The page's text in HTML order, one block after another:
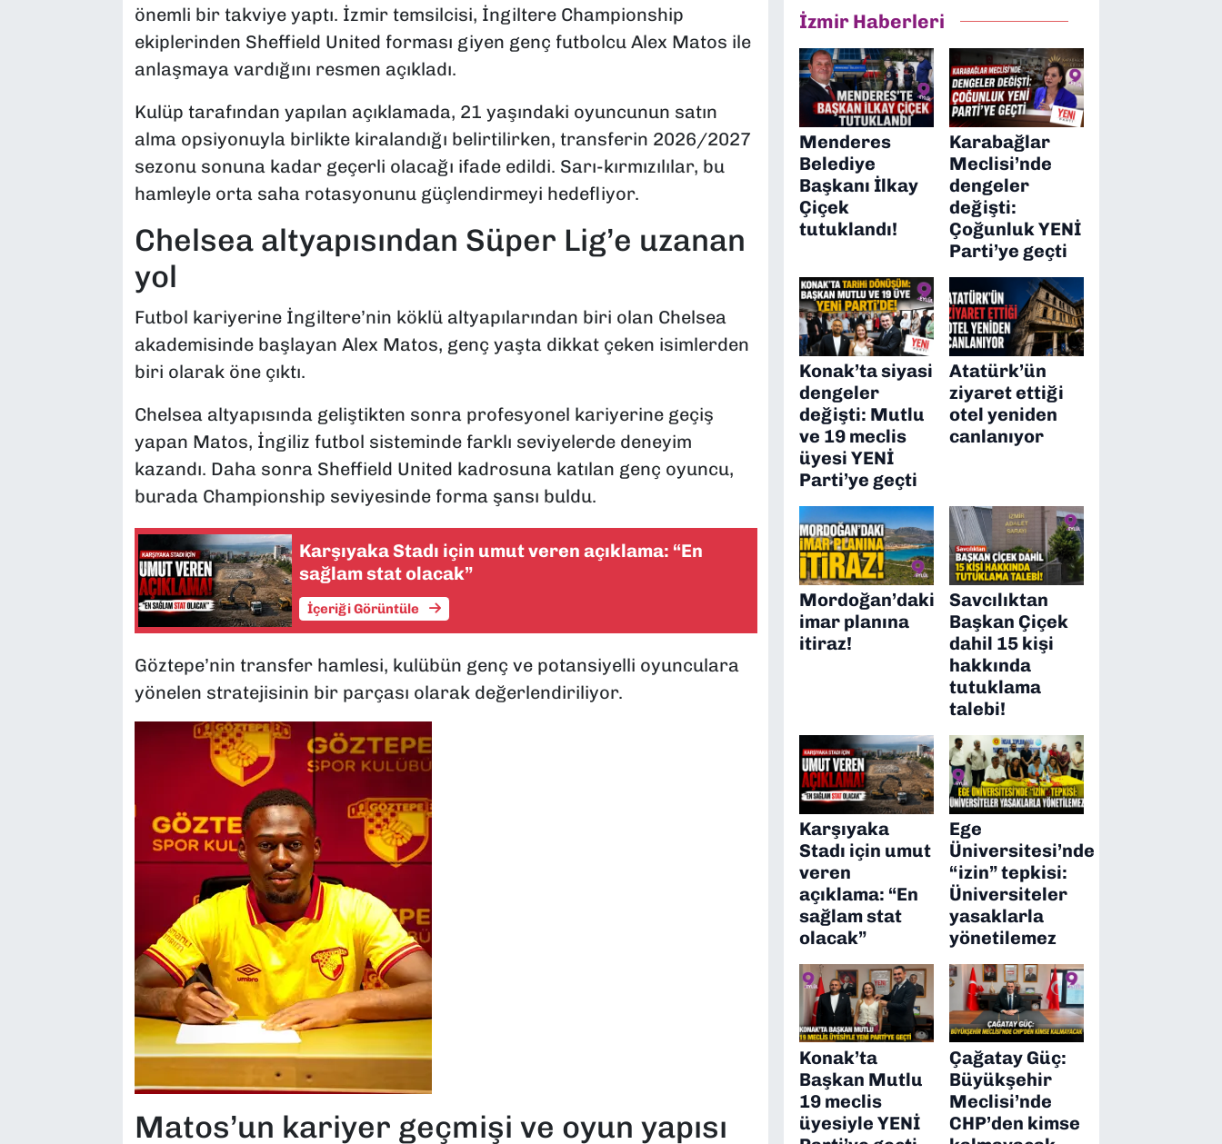
önemli bir takviye yaptı. İzmir temsilcisi, İngiltere Championship
ekiplerinden Sheffield United forması giyen genç futbolcu Alex Matos ile
anlaşmaya vardığını resmen açıkladı.
Kulüp tarafından yapılan açıklamada, 21 yaşındaki oyuncunun satın
alma opsiyonuyla birlikte kiralandığı belirtilirken, transferin 2026/2027
sezonu sonuna kadar geçerli olacağı ifade edildi. Sarı-kırmızılılar, bu
hamleyle orta saha rotasyonunu güçlendirmeyi hedefliyor.
Chelsea altyapısından Süper Lig’e uzanan
yol
Futbol kariyerine İngiltere’nin köklü altyapılarından biri olan Chelsea
akademisinde başlayan Alex Matos, genç yaşta dikkat çeken isimlerden
biri olarak öne çıktı.
Chelsea altyapısında geliştikten sonra profesyonel kariyerine geçiş
yapan Matos, İngiliz futbol sisteminde farklı seviyelerde deneyim
kazandı. Daha sonra Sheffield United kadrosuna katılan genç oyuncu,
burada Championship seviyesinde forma şansı buldu.
Karşıyaka Stadı için umut veren açıklama: “En
sağlam stat olacak”
İçeriği Görüntüle
Göztepe’nin transfer hamlesi, kulübün genç ve potansiyelli oyunculara
yönelen stratejisinin bir parçası olarak değerlendiriliyor.
Matos’un kariyer geçmişi ve oyun yapısı
İzmir Haberleri
Menderes
Belediye
Başkanı İlkay
Çiçek
tutuklandı!
Karabağlar
Meclisi’nde
dengeler
değişti:
Çoğunluk YENİ
Parti’ye geçti
Konak’ta siyasi
dengeler
değişti: Mutlu
ve 19 meclis
üyesi YENİ
Parti’ye geçti
Atatürk’ün
ziyaret ettiği
otel yeniden
canlanıyor
Mordoğan’daki
imar planına
itiraz!
Savcılıktan
Başkan Çiçek
dahil 15 kişi
hakkında
tutuklama
talebi!
Karşıyaka
Stadı için umut
veren
açıklama: “En
sağlam stat
olacak”
Ege
Üniversitesi’nde
“izin” tepkisi:
Üniversiteler
yasaklarla
yönetilemez
Konak’ta
Başkan Mutlu
19 meclis
üyesiyle YENİ
Çağatay Güç:
Büyükşehir
Meclisi’nde
CHP’den kimse